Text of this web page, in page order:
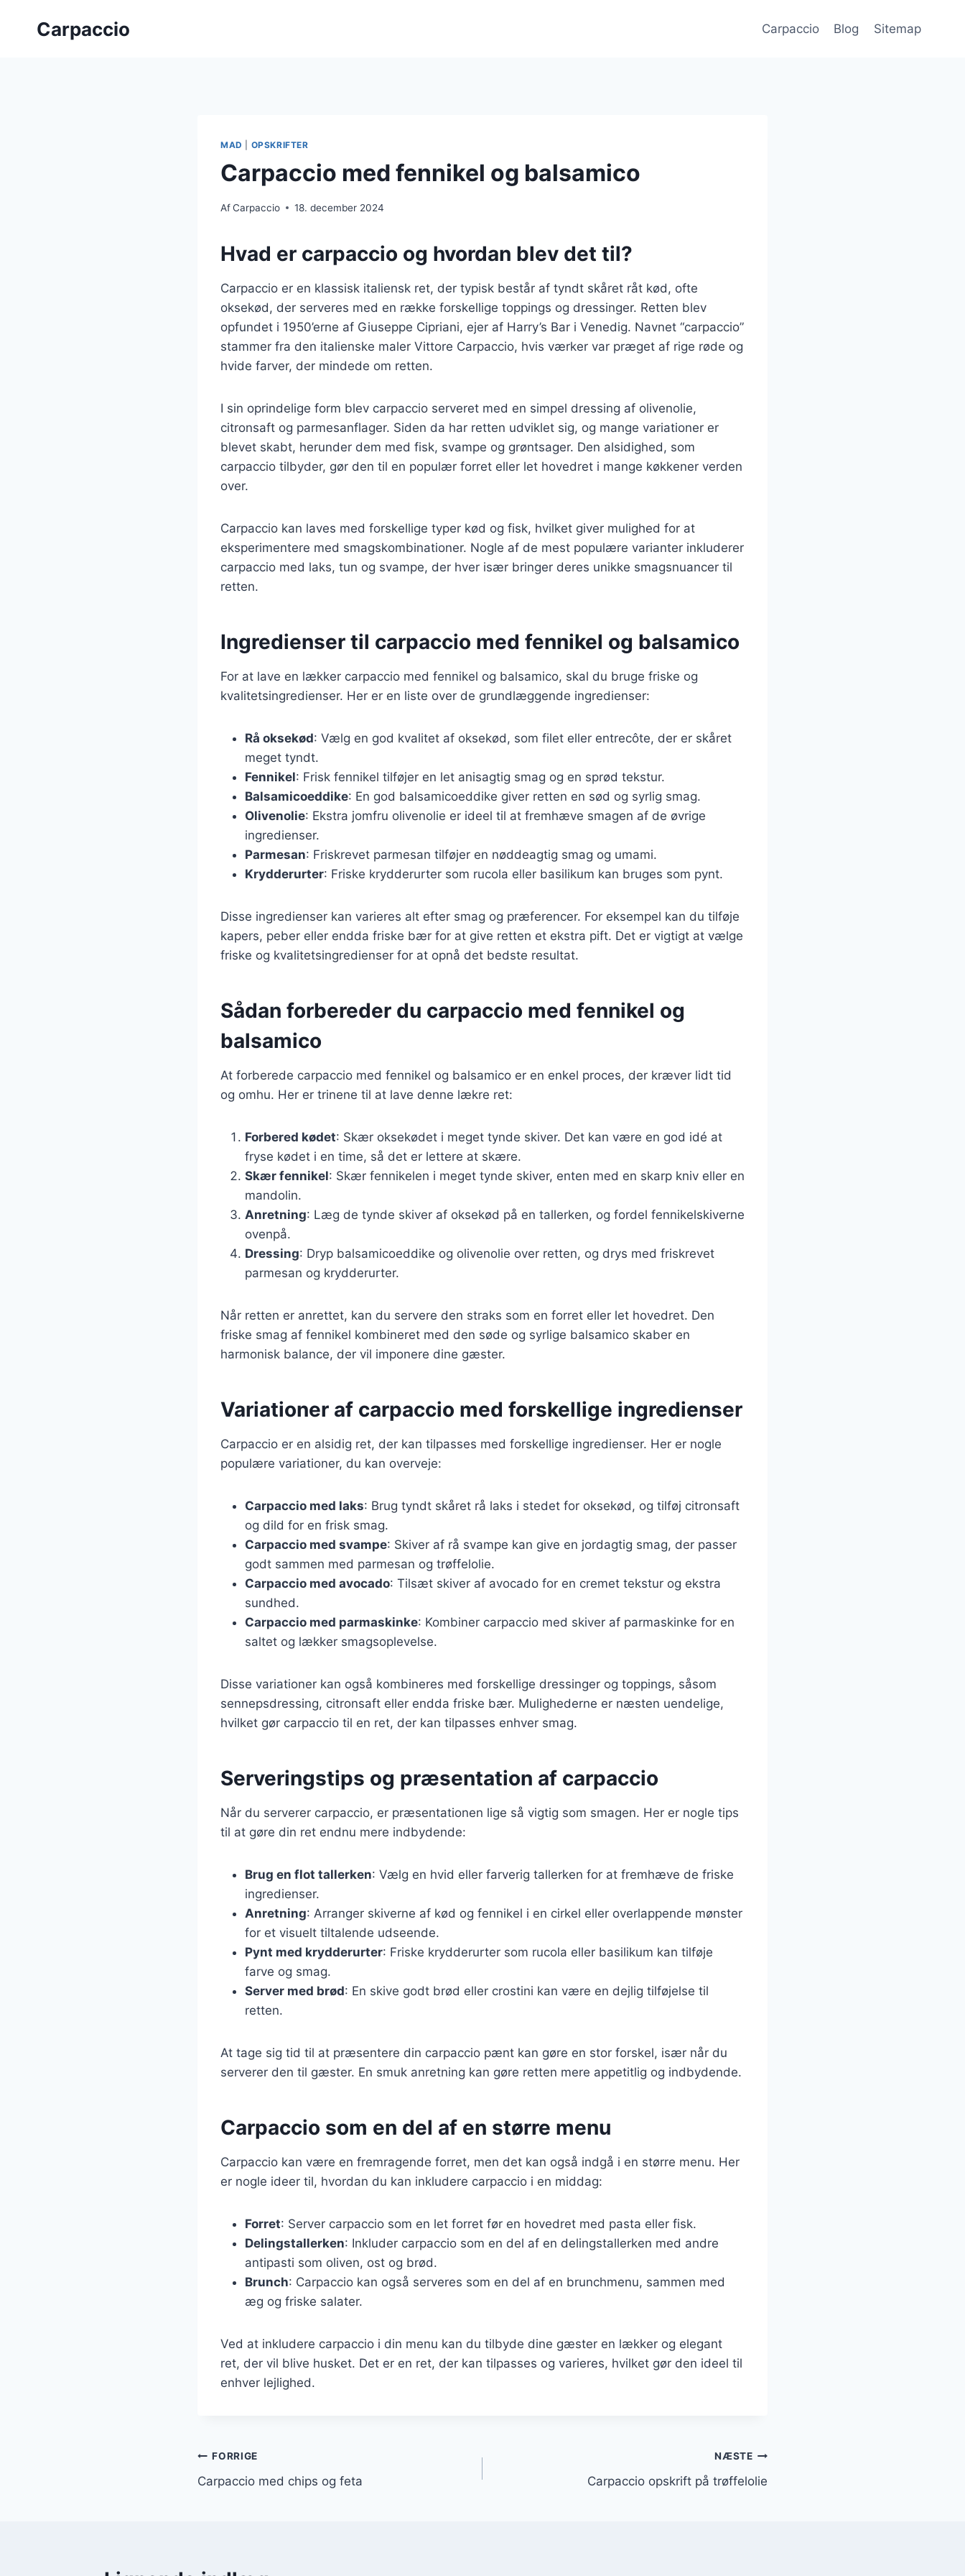
Carpaccio Carpaccio Blog Sitemap
MAD OPSKRIFTER
Carpaccio med fennikel og balsamico
AfCarpaccio 18. december 2024
Hvad er carpaccio og hvordan blev det til?
Carpaccio er en klassisk italiensk ret, der typisk består af tyndt skåret råt kød, ofte
oksekød, der serveres med en række forskellige toppings og dressinger. Retten blev
opfundet i 1950’erne af Giuseppe Cipriani, ejer af Harry’s Bar i Venedig. Navnet “carpaccio”
stammer fra den italienske maler Vittore Carpaccio, hvis værker var præget af rige røde og
hvide farver, der mindede om retten.
I sin oprindelige form blev carpaccio serveret med en simpel dressing af olivenolie,
citronsaft og parmesanflager. Siden da har retten udviklet sig, og mange variationer er
blevet skabt, herunder dem med fisk, svampe og grøntsager. Den alsidighed, som
carpaccio tilbyder, gør den til en populær forret eller let hovedret i mange køkkener verden
over.
Carpaccio kan laves med forskellige typer kød og fisk, hvilket giver mulighed for at
eksperimentere med smagskombinationer. Nogle af de mest populære varianter inkluderer
carpaccio med laks, tun og svampe, der hver især bringer deres unikke smagsnuancer til
retten.
Ingredienser til carpaccio med fennikel og balsamico
For at lave en lækker carpaccio med fennikel og balsamico, skal du bruge friske og
kvalitetsingredienser. Her er en liste over de grundlæggende ingredienser:
Rå oksekød: Vælg en god kvalitet af oksekød, som filet eller entrecôte, der er skåret
meget tyndt.
Fennikel: Frisk fennikel tilføjer en let anisagtig smag og en sprød tekstur.
Balsamicoeddike: En god balsamicoeddike giver retten en sød og syrlig smag.
Olivenolie: Ekstra jomfru olivenolie er ideel til at fremhæve smagen af de øvrige
ingredienser.
Parmesan: Friskrevet parmesan tilføjer en nøddeagtig smag og umami.
Krydderurter: Friske krydderurter som rucola eller basilikum kan bruges som pynt.
Disse ingredienser kan varieres alt efter smag og præferencer. For eksempel kan du tilføje
kapers, peber eller endda friske bær for at give retten et ekstra pift. Det er vigtigt at vælge
friske og kvalitetsingredienser for at opnå det bedste resultat.
Sådan forbereder du carpaccio med fennikel og
balsamico
At forberede carpaccio med fennikel og balsamico er en enkel proces, der kræver lidt tid
og omhu. Her er trinene til at lave denne lækre ret:
Forbered kødet: Skær oksekødet i meget tynde skiver. Det kan være en god idé at
fryse kødet i en time, så det er lettere at skære.
Skær fennikel: Skær fennikelen i meget tynde skiver, enten med en skarp kniv eller en
mandolin.
Anretning: Læg de tynde skiver af oksekød på en tallerken, og fordel fennikelskiverne
ovenpå.
Dressing: Dryp balsamicoeddike og olivenolie over retten, og drys med friskrevet
parmesan og krydderurter.
Når retten er anrettet, kan du servere den straks som en forret eller let hovedret. Den
friske smag af fennikel kombineret med den søde og syrlige balsamico skaber en
harmonisk balance, der vil imponere dine gæster.
Variationer af carpaccio med forskellige ingredienser
Carpaccio er en alsidig ret, der kan tilpasses med forskellige ingredienser. Her er nogle
populære variationer, du kan overveje:
Carpaccio med laks: Brug tyndt skåret rå laks i stedet for oksekød, og tilføj citronsaft
og dild for en frisk smag.
Carpaccio med svampe: Skiver af rå svampe kan give en jordagtig smag, der passer
godt sammen med parmesan og trøffelolie.
Carpaccio med avocado: Tilsæt skiver af avocado for en cremet tekstur og ekstra
sundhed.
Carpaccio med parmaskinke: Kombiner carpaccio med skiver af parmaskinke for en
saltet og lækker smagsoplevelse.
Disse variationer kan også kombineres med forskellige dressinger og toppings, såsom
sennepsdressing, citronsaft eller endda friske bær. Mulighederne er næsten uendelige,
hvilket gør carpaccio til en ret, der kan tilpasses enhver smag.
Serveringstips og præsentation af carpaccio
Når du serverer carpaccio, er præsentationen lige så vigtig som smagen. Her er nogle tips
til at gøre din ret endnu mere indbydende:
Brug en flot tallerken: Vælg en hvid eller farverig tallerken for at fremhæve de friske
ingredienser.
Anretning: Arranger skiverne af kød og fennikel i en cirkel eller overlappende mønster
for et visuelt tiltalende udseende.
Pynt med krydderurter: Friske krydderurter som rucola eller basilikum kan tilføje
farve og smag.
Server med brød: En skive godt brød eller crostini kan være en dejlig tilføjelse til
retten.
At tage sig tid til at præsentere din carpaccio pænt kan gøre en stor forskel, især når du
serverer den til gæster. En smuk anretning kan gøre retten mere appetitlig og indbydende.
Carpaccio som en del af en større menu
Carpaccio kan være en fremragende forret, men det kan også indgå i en større menu. Her
er nogle ideer til, hvordan du kan inkludere carpaccio i en middag:
Forret: Server carpaccio som en let forret før en hovedret med pasta eller fisk.
Delingstallerken: Inkluder carpaccio som en del af en delingstallerken med andre
antipasti som oliven, ost og brød.
Brunch: Carpaccio kan også serveres som en del af en brunchmenu, sammen med
æg og friske salater.
Ved at inkludere carpaccio i din menu kan du tilbyde dine gæster en lækker og elegant
ret, der vil blive husket. Det er en ret, der kan tilpasses og varieres, hvilket gør den ideel til
enhver lejlighed.
Indlægsnavigation
FORRIGE
Carpaccio med chips og feta
NÆSTE
Carpaccio opskrift på trøffelolie